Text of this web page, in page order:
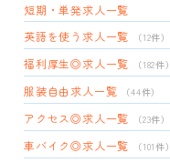
短期・単発求人一覧
英語を使う求人一覧
（12件）
福利厚生◎求人一覧 （182件）
服装自由求人一覧 （44件）
アクセス◎求人一覧 （23件）
車バイク◎求人一覧 （101件）